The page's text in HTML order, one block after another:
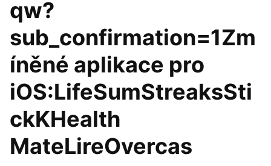
qw?
sub_confirmation=1Zm
íněné aplikace pro
iOS:LifeSumStreaksSti
ckKHealth
MateLireOvercas